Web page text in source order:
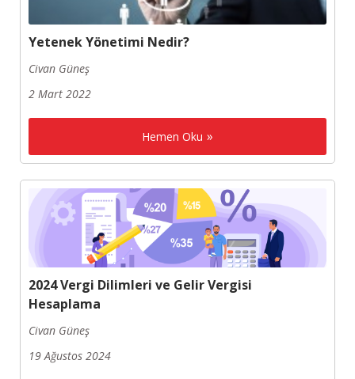
Yetenek Yönetimi Nedir?
Civan Güneş
2 Mart 2022
Hemen Oku
2024 Vergi Dilimleri ve Gelir Vergisi
Hesaplama
Civan Güneş
19 Ağustos 2024